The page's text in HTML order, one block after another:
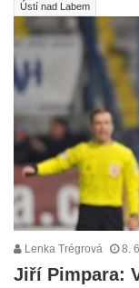
Ústí nad Labem
Lenka Trégrová 8.
Jiří Pimpara: